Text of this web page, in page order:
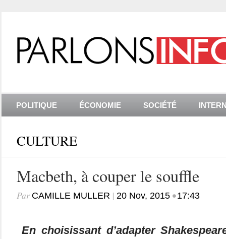
POLITIQUE ÉCONOMIE SOCIÉTÉ
CULTURE
Macbeth, à couper le souffle
Par CAMILLE MULLER | 20 Nov, 2015•17:43
En choisissant d’adapter